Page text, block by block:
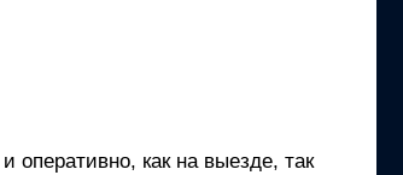
оперативно, как на выезде, так